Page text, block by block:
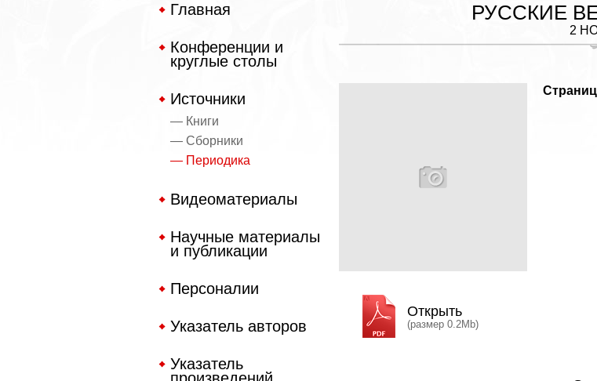
Главная
Конференции и
круглые столы
Источники
— Книги
— Сборники
— Периодика
Видеоматериалы
Научные материалы
и публикации
Персоналии
Указатель авторов
Указатель
РУССКИЕ
2
Открыть
(размер 0.2Mb)